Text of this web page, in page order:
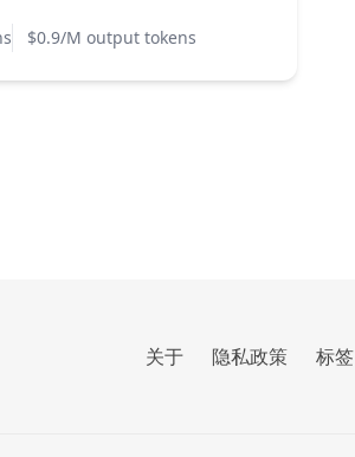
$0.9/M output tokens
关于 隐私政策 标签